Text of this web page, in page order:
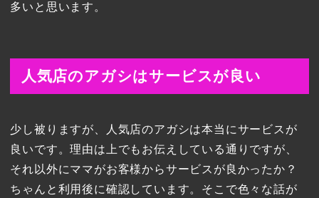
多いと思います。
人気店のアガシはサービスが良い
少し被りますが、人気店のアガシは本当にサービスが
良いです。理由は上でもお伝えしている通りですが、
それ以外にママがお客様からサービスが良かったか？
ちゃんと利用後に確認しています。そこで色々な話が